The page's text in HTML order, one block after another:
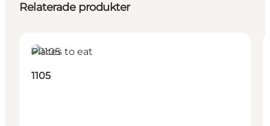
Relaterade produkter
Places to eat
1105